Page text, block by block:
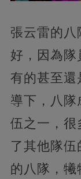
張云雷的八
好，因為隊
有的甚至還
導下，八隊
伍之一，很
了其他隊
的八隊，犧